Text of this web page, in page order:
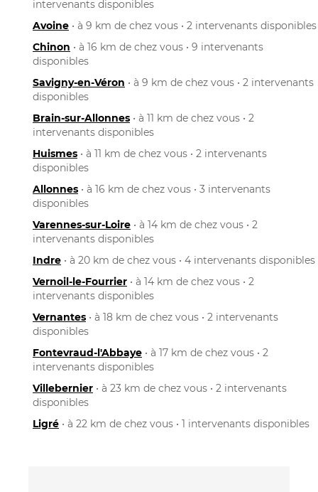
intervenants disponibles
Avoine • à 9 km de chez vous • 2 intervenants disponibles
Chinon • à 16 km de chez vous • 9 intervenants
disponibles
Savigny-en-Véron • à 9 km de chez vous • 2 intervenants
disponibles
Brain-sur-Allonnes • à 11 km de chez vous • 2
intervenants disponibles
Huismes • à 11 km de chez vous • 2 intervenants
disponibles
Allonnes • à 16 km de chez vous • 3 intervenants
disponibles
Varennes-sur-Loire • à 14 km de chez vous • 2
intervenants disponibles
Indre • à 20 km de chez vous • 4 intervenants disponibles
Vernoil-le-Fourrier • à 14 km de chez vous • 2
intervenants disponibles
Vernantes • à 18 km de chez vous • 2 intervenants
disponibles
Fontevraud-l'Abbaye • à 17 km de chez vous • 2
intervenants disponibles
Villebernier • à 23 km de chez vous • 2 intervenants
disponibles
Ligré • à 22 km de chez vous • 1 intervenants disponibles